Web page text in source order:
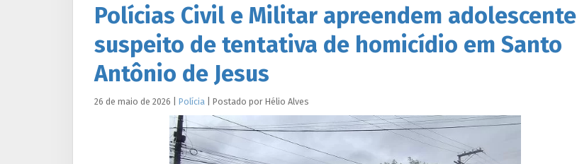
Polícias Civil e Militar apreendem adolescente
suspeito de tentativa de homicídio em Santo
Antônio de Jesus
26 de maio de 2026 Polícia Postado por Hélio Alves